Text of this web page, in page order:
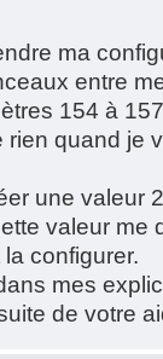
ma
entre
154 à
quand je
une valeur
valeur me
configurer.
mes
de votre